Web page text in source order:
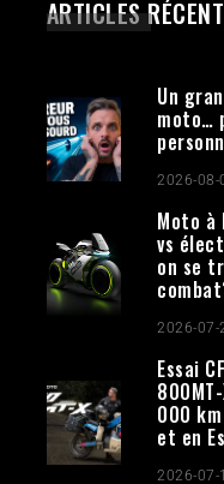
ARTICLES
Un
moto…
2026-08-
Moto à
vs
on se
2026-07-
Essai
000
et en
2026-07-